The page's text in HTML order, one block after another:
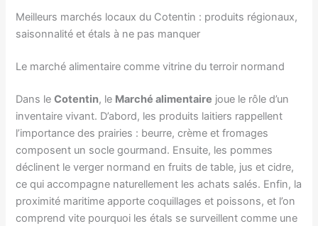
Meilleurs marchés locaux du Cotentin : produits régionaux,
saisonnalité et étals à ne pas manquer
Le marché alimentaire comme vitrine du terroir normand
Dans leCotentin, le Marché alimentaire joue le rôle d’un
inventaire vivant. D’abord, les produits laitiers rappellent
l’importance des prairies : beurre, crème et fromages
composent un socle gourmand. Ensuite, les pommes
déclinent le verger normand en fruits de table, jus et cidre,
ce qui accompagne naturellement les achats salés. Enfin, la
proximité maritime apporte coquillages et poissons, et l’on
comprend vite pourquoi les étals se surveillent comme une